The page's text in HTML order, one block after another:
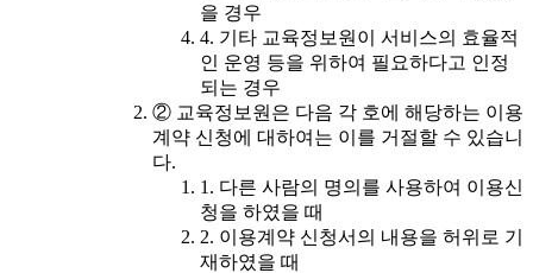
을 경우
4. 기타 교육정보원이 서비스의 효율적
인 운영 등을 위하여 필요하다고 인정
되는 경우
② 교육정보원은 다음 각 호에 해당하는 이용
계약 신청에 대하여는 이를 거절할 수 있습니
다.
1. 다른 사람의 명의를 사용하여 이용신
청을 하였을 때
2. 이용계약 신청서의 내용을 허위로 기
재하였을 때